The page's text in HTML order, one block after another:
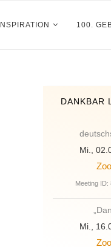
INSPIRATION 100.
DANKBAR
Mi.,
Meeting
Mi.,